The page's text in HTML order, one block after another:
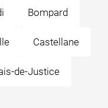
Bompard
Castellane
de-Justice